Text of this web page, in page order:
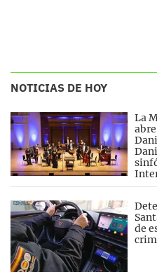
NOTICIAS DE HOY
La
de